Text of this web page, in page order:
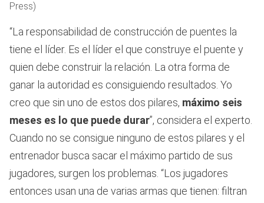
Press)
“La responsabilidad de construcción de puentes la
tiene el líder. Es el líder el que construye el puente y
quien debe construir la relación. La otra forma de
ganar la autoridad es consiguiendo resultados. Yo
creo que sin uno de estos dos pilares, máximo seis
meses es lo que puede durar”, considera el experto.
Cuando no se consigue ninguno de estos pilares y el
entrenador busca sacar el máximo partido de sus
jugadores, surgen los problemas. “Los jugadores
entonces usan una de varias armas que tienen: filtran